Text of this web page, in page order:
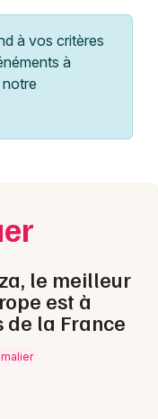
à vos critères
à
le meilleur
est à
de la France
Effacer les dates